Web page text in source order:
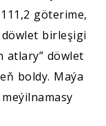
göterime,
birleşigi
atlary” döwlet
boldy. Maýa